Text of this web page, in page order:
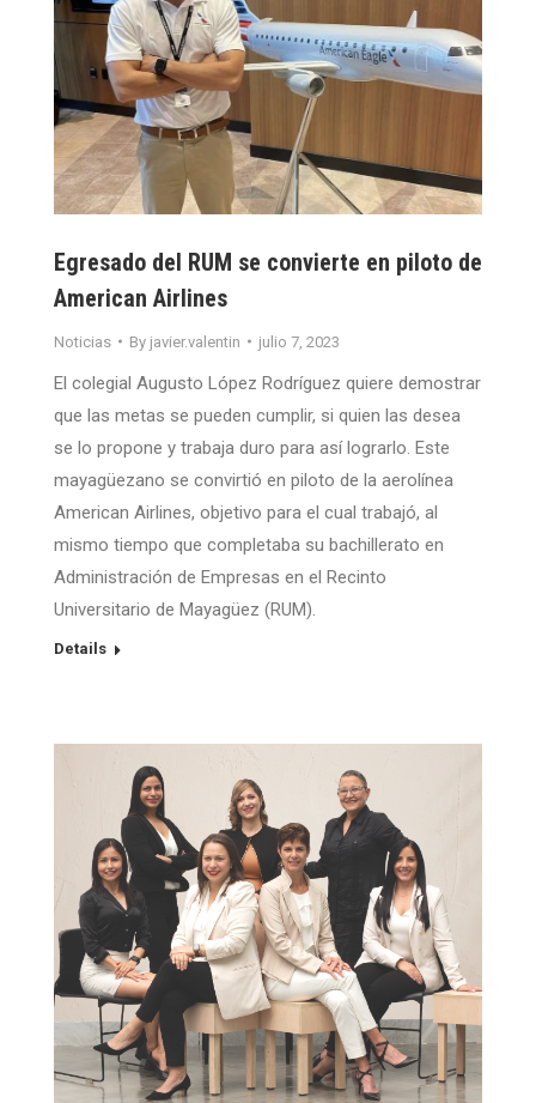
Egresado del RUM se convierte en piloto de
American Airlines
Noticias By javier.valentin julio 7, 2023
El colegial Augusto López Rodríguez quiere demostrar
que las metas se pueden cumplir, si quien las desea
se lo propone y trabaja duro para así lograrlo. Este
mayagüezano se convirtió en piloto de la aerolínea
American Airlines, objetivo para el cual trabajó, al
mismo tiempo que completaba su bachillerato en
Administración de Empresas en el Recinto
Universitario de Mayagüez (RUM).
Details